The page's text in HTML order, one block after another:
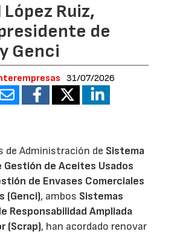
Ruiz,
de
Genci
31/07/2026
de Administración de Sistema
Gestión de Aceites Usados
de Envases Comerciales
(Genci), ambos Sistemas
Responsabilidad Ampliada
(Scrap), han acordado renovar